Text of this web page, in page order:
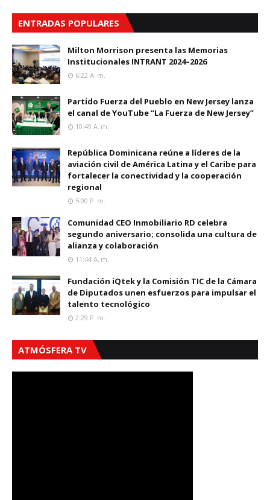
ENTRADAS POPULARES
Milton Morrison presenta las Memorias
Institucionales INTRANT 2024–2026
6:22 A. M.
Partido Fuerza del Pueblo en New Jersey lanza
el canal de YouTube “La Fuerza de New Jersey”
10:49 A. M.
República Dominicana reúne a líderes de la
aviación civil de América Latina y el Caribe para
fortalecer la conectividad y la cooperación
regional
5:00 P. M.
Comunidad CEO Inmobiliario RD celebra
segundo aniversario; consolida una cultura de
alianza y colaboración
11:44 A. M.
Fundación iQtek y la Comisión TIC de la Cámara
de Diputados unen esfuerzos para impulsar el
talento tecnológico
2:29 P. M.
ATMÓSFERA TV